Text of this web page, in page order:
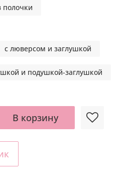
В корзину
полочки
с люверсом и заглушкой
и подушкой-заглушкой